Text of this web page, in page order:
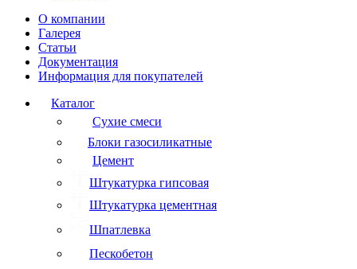
О компании
Галерея
Статьи
Документация
Информация для покупателей
Каталог
Сухие смеси
Блоки газосиликатные
Цемент
Штукатурка гипсовая
Штукатурка цементная
Шпатлевка
Пескобетон